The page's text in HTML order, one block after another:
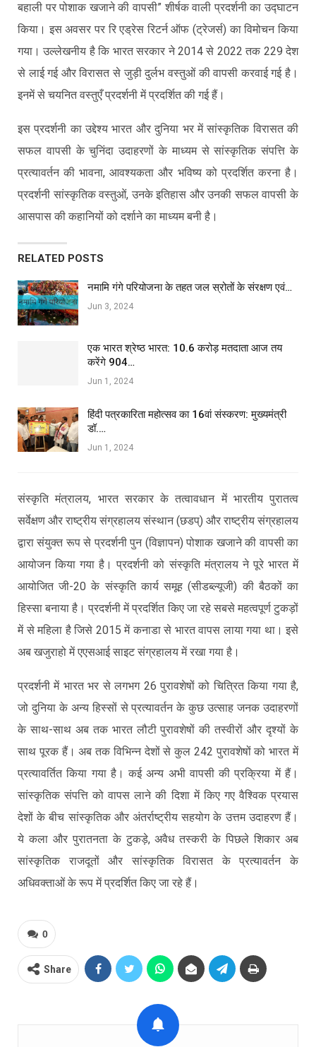
बहाली पर पोशाक खजाने की वापसी” शीर्षक वाली प्रदर्शनी का उद्घाटन
किया। इस अवसर पर रि एड्रेस रिटर्न ऑफ (ट्रेजर्स) का विमोचन किया
गया। उल्लेखनीय है कि भारत सरकार ने 2014 से 2022 तक 229 देश
से लाई गई और विरासत से जुड़ी दुर्लभ वस्तुओं की वापसी करवाई गई है।
इनमें से चयनित वस्तुएँ प्रदर्शनी में प्रदर्शित की गई हैं।
इस प्रदर्शनी का उद्देश्य भारत और दुनिया भर में सांस्कृतिक विरासत की
सफल वापसी के चुनिंदा उदाहरणों के माध्यम से सांस्कृतिक संपत्ति के
प्रत्यावर्तन की भावना, आवश्यकता और भविष्य को प्रदर्शित करना है।
प्रदर्शनी सांस्कृतिक वस्तुओं, उनके इतिहास और उनकी सफल वापसी के
आसपास की कहानियों को दर्शाने का माध्यम बनी है।
RELATED POSTS
नमामि गंगे परियोजना के तहत जल स्रोतों के संरक्षण एवं…
Jun 3, 2024
एक भारत श्रेष्ठ भारत: 10.6 करोड़ मतदाता आज तय
करेंगे 904…
Jun 1, 2024
हिंदी पत्रकारिता महोत्सव का 16वां संस्करण: मुख्यमंत्री
डॉ.…
Jun 1, 2024
संस्कृति मंत्रालय, भारत सरकार के तत्वावधान में भारतीय पुरातत्व
सर्वेक्षण और राष्ट्रीय संग्रहालय संस्थान (छडप्) और राष्ट्रीय संग्रहालय
द्वारा संयुक्त रूप से प्रदर्शनी पुन (विज्ञापन) पोशाक खजाने की वापसी का
आयोजन किया गया है। प्रदर्शनी को संस्कृति मंत्रालय ने पूरे भारत में
आयोजित जी-20 के संस्कृति कार्य समूह (सीडब्ल्यूजी) की बैठकों का
हिस्सा बनाया है। प्रदर्शनी में प्रदर्शित किए जा रहे सबसे महत्वपूर्ण टुकड़ों
में से महिला है जिसे 2015 में कनाडा से भारत वापस लाया गया था। इसे
अब खजुराहो में एएसआई साइट संग्रहालय में रखा गया है।
प्रदर्शनी में भारत भर से लगभग 26 पुरावशेषों को चित्रित किया गया है,
जो दुनिया के अन्य हिस्सों से प्रत्यावर्तन के कुछ उत्साह जनक उदाहरणों
के साथ-साथ अब तक भारत लौटी पुरावशेषों की तस्वीरों और दृश्यों के
साथ पूरक हैं। अब तक विभिन्न देशों से कुल 242 पुरावशेषों को भारत में
प्रत्यावर्तित किया गया है। कई अन्य अभी वापसी की प्रक्रिया में हैं।
सांस्कृतिक संपत्ति को वापस लाने की दिशा में किए गए वैश्विक प्रयास
देशों के बीच सांस्कृतिक और अंतर्राष्ट्रीय सहयोग के उत्तम उदाहरण हैं।
ये कला और पुरातनता के टुकड़े, अवैध तस्करी के पिछले शिकार अब
सांस्कृतिक राजदूतों और सांस्कृतिक विरासत के प्रत्यावर्तन के
अधिवक्ताओं के रूप में प्रदर्शित किए जा रहे हैं।
0
Share